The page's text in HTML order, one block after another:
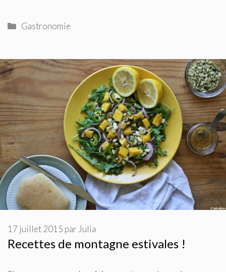
Catégories
Gastronomie
Recettes de montagne estivales !
17 juillet 2015 par Julia